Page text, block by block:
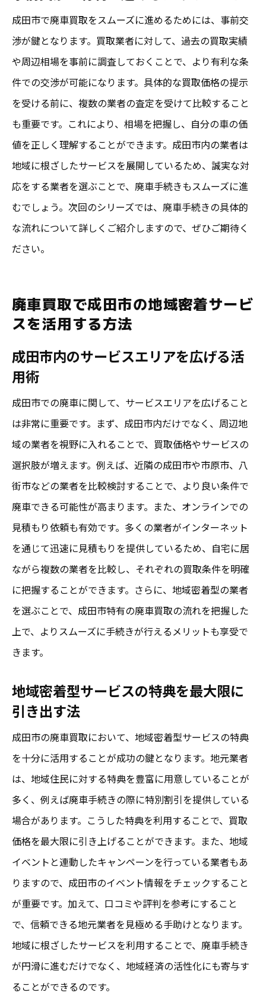
成田市で廃車買取をスムーズに進めるためには、事前交
渉が鍵となります。買取業者に対して、過去の買取実績
や周辺相場を事前に調査しておくことで、より有利な条
件での交渉が可能になります。具体的な買取価格の提示
を受ける前に、複数の業者の査定を受けて比較すること
も重要です。これにより、相場を把握し、自分の車の価
値を正しく理解することができます。成田市内の業者は
地域に根ざしたサービスを展開しているため、誠実な対
応をする業者を選ぶことで、廃車手続きもスムーズに進
むでしょう。次回のシリーズでは、廃車手続きの具体的
な流れについて詳しくご紹介しますので、ぜひご期待く
ださい。
廃車買取で成田市の地域密着サービ
スを活用する方法
成田市内のサービスエリアを広げる活
用術
成田市での廃車に関して、サービスエリアを広げること
は非常に重要です。まず、成田市内だけでなく、周辺地
域の業者を視野に入れることで、買取価格やサービスの
選択肢が増えます。例えば、近隣の成田市や市原市、八
街市などの業者を比較検討することで、より良い条件で
廃車できる可能性が高まります。また、オンラインでの
見積もり依頼も有効です。多くの業者がインターネット
を通じて迅速に見積もりを提供しているため、自宅に居
ながら複数の業者を比較し、それぞれの買取条件を明確
に把握することができます。さらに、地域密着型の業者
を選ぶことで、成田市特有の廃車買取の流れを把握した
上で、よりスムーズに手続きが行えるメリットも享受で
きます。
地域密着型サービスの特典を最大限に
引き出す法
成田市の廃車買取において、地域密着型サービスの特典
を十分に活用することが成功の鍵となります。地元業者
は、地域住民に対する特典を豊富に用意していることが
多く、例えば廃車手続きの際に特別割引を提供している
場合があります。こうした特典を利用することで、買取
価格を最大限に引き上げることができます。また、地域
イベントと連動したキャンペーンを行っている業者もあ
りますので、成田市のイベント情報をチェックすること
が重要です。加えて、口コミや評判を参考にすること
で、信頼できる地元業者を見極める手助けとなります。
地域に根ざしたサービスを利用することで、廃車手続き
が円滑に進むだけでなく、地域経済の活性化にも寄与す
ることができるのです。